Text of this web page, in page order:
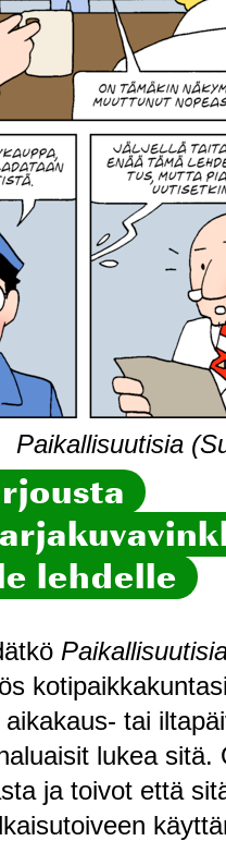
Paikallisuutisia
lehdelle
tai
lukea
ja toivot että